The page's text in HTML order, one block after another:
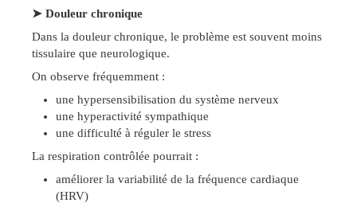
➤ Douleur chronique
Dans la douleur chronique, le problème est souvent moins
tissulaire que neurologique.
On observe fréquemment :
une hypersensibilisation du système nerveux
une hyperactivité sympathique
une difficulté à réguler le stress
La respiration contrôlée pourrait :
améliorer la variabilité de la fréquence cardiaque
(HRV)